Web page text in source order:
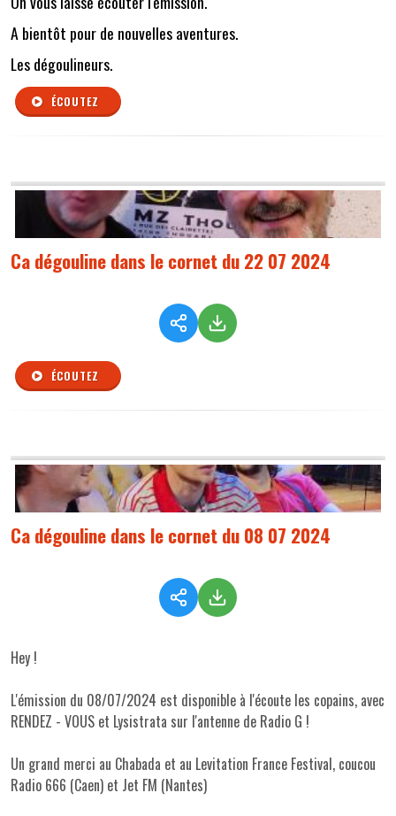
A bientôt pour de nouvelles aventures.
Les dégoulineurs.
ÉCOUTEZ
Ca dégouline dans le cornet du 22 07 2024
ÉCOUTEZ
Ca dégouline dans le cornet du 08 07 2024
Hey !
L'émission du 08/07/2024 est disponible à l'écoute les copains, avec
RENDEZ - VOUS et Lysistrata sur l'antenne de Radio G !
Un grand merci au Chabada et au Levitation France Festival, coucou
Radio 666 (Caen) et Jet FM (Nantes)